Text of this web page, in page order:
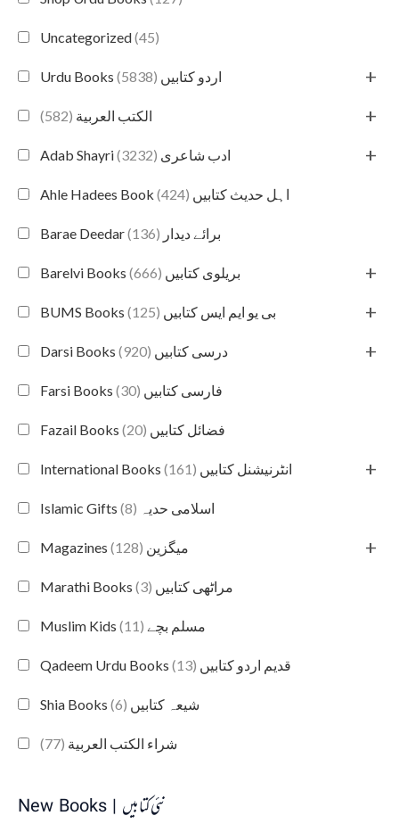
Uncategorized(45)
Urdu Books اردو کتابیں (5838) +
الكتب العربية (582) +
Adab Shayri ادب شاعری (3232) +
Ahle Hadees Book اہل حدیث کتابیں (424)
Barae Deedar برائے دیدار (136)
Barelvi Books بریلوی کتابیں (666) +
BUMS Books بی یو ایم ایس کتابیں (125) +
Darsi Books درسی کتابیں (920) +
Farsi Books فارسی کتابیں (30)
Fazail Books فضائل کتابیں (20)
International Books انٹرنیشنل کتابیں (161) +
Islamic Gifts اسلامی حدیہ (8)
Magazines میگزین (128) +
Marathi Books مراٹھی کتابیں (3)
Muslim Kids مسلم بچے (11)
Qadeem Urdu Books قدیم اردو کتابیں (13)
Shia Books شیعہ کتابیں (6)
شراء الكتب العربية (77)
New Books | نئی کتابیں